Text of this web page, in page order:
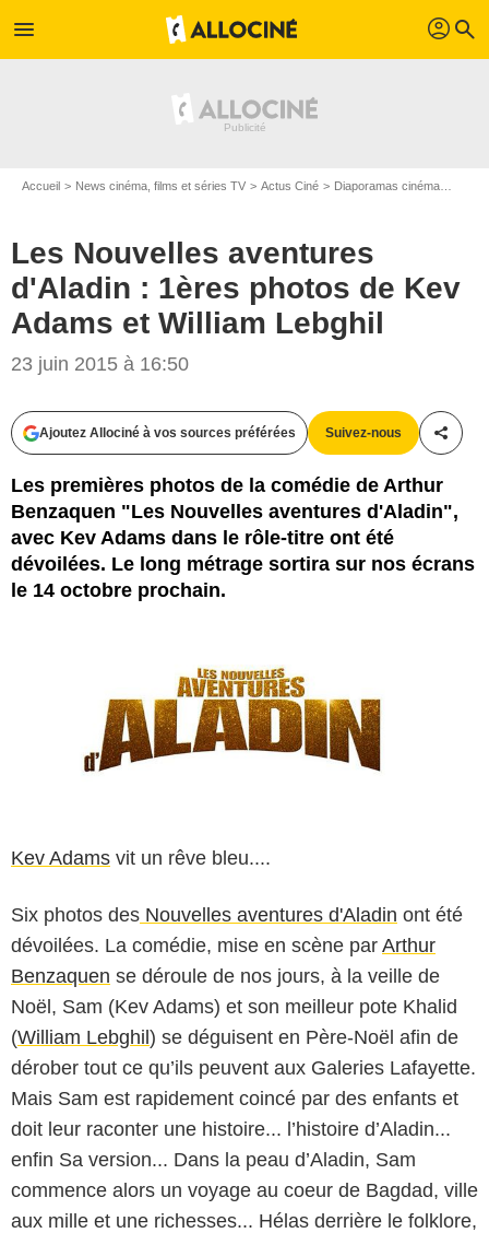
menu profil search
Accueil News cinéma, films et séries TV Actus Ciné Diaporamas cinéma
Les Nouvelles aventures
d'Aladin : 1ères photos de Kev
Adams et William Lebghil
23 juin 2015 à 16:50
Ajoutez Allociné à vos sources préférées Suivez-nous
Les premières photos de la comédie de Arthur
Benzaquen "Les Nouvelles aventures d'Aladin",
avec Kev Adams dans le rôle-titre ont été
dévoilées. Le long métrage sortira sur nos écrans
le 14 octobre prochain.
Kev Adams vit un rêve bleu....
Six photos des Nouvelles aventures d'Aladin ont été
dévoilées. La comédie, mise en scène par Arthur
Benzaquen se déroule de nos jours, à la veille de
Noël, Sam (Kev Adams) et son meilleur pote Khalid
(William Lebghil) se déguisent en Père-Noël afin de
dérober tout ce qu’ils peuvent aux Galeries Lafayette.
Mais Sam est rapidement coincé par des enfants et
doit leur raconter une histoire... l’histoire d’Aladin...
enfin Sa version... Dans la peau d’Aladin, Sam
commence alors un voyage au coeur de Bagdad, ville
aux mille et une richesses... Hélas derrière le folklore,